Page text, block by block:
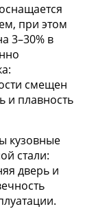
при этом
3–30% в
смещен
и плавность
кузовные
стали:
дверь и